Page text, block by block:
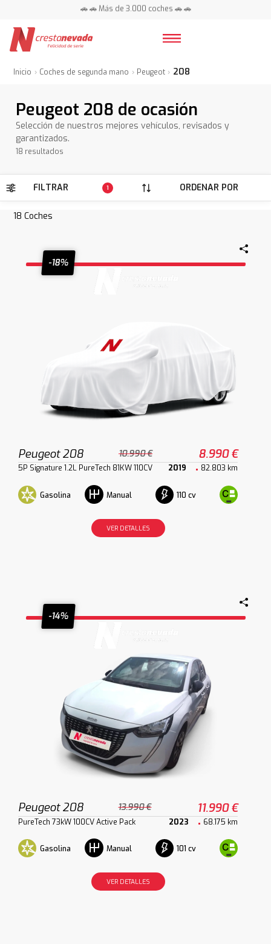
📍 Centros en toda España ⭐
📍 Centros en toda España ⭐
Inicio Coches de segunda mano Peugeot 208
Peugeot 208 de ocasión
Selección de nuestros mejores vehículos, revisados y
garantizados.
18 resultados
FILTRAR 1 ORDENAR POR
18 Coches
-18%
Peugeot 208 10.990 € 8.990 €
5P Signature 1.2L PureTech 81KW 110CV 2019 82.803 km
Gasolina Manual 110 cv
VER DETALLES
-14%
Peugeot 208 13.990 € 11.990 €
PureTech 73kW 100CV Active Pack 2023 68.175 km
Gasolina Manual 101 cv
VER DETALLES